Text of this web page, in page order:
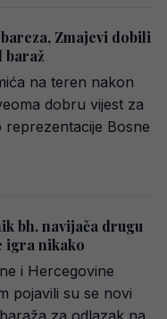
Zmajevi dobili
baraž
na teren nakon
dobru vijest za
reprezentacije Bosne
bh. navijača drugu
igra nikako
i Hercegovine
pojavili su se novi
za odlazak na